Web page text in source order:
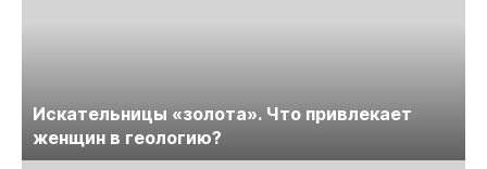
Искательницы «золота». Что привлекает
женщин в геологию?